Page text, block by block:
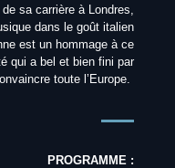
sa carrière à Londres,
dans le goût italien
est un hommage à ce
qui a bel et bien fini par
toute l’Europe.
PROGRAMME :